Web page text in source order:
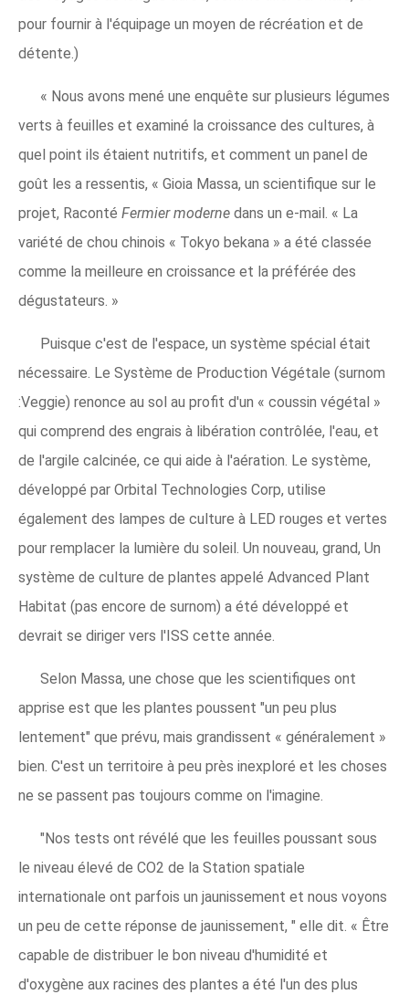
pour fournir à l'équipage un moyen de récréation et de
détente.)
« Nous avons mené une enquête sur plusieurs légumes
verts à feuilles et examiné la croissance des cultures, à
quel point ils étaient nutritifs, et comment un panel de
goût les a ressentis, « Gioia Massa, un scientifique sur le
projet, Raconté Fermier moderne dans un e-mail. « La
variété de chou chinois « Tokyo bekana » a été classée
comme la meilleure en croissance et la préférée des
dégustateurs. »
Puisque c'est de l'espace, un système spécial était
nécessaire. Le Système de Production Végétale (surnom
:Veggie) renonce au sol au profit d'un « coussin végétal »
qui comprend des engrais à libération contrôlée, l'eau, et
de l'argile calcinée, ce qui aide à l'aération. Le système,
développé par Orbital Technologies Corp, utilise
également des lampes de culture à LED rouges et vertes
pour remplacer la lumière du soleil. Un nouveau, grand, Un
système de culture de plantes appelé Advanced Plant
Habitat (pas encore de surnom) a été développé et
devrait se diriger vers l'ISS cette année.
Selon Massa, une chose que les scientifiques ont
apprise est que les plantes poussent "un peu plus
lentement" que prévu, mais grandissent « généralement »
bien. C'est un territoire à peu près inexploré et les choses
ne se passent pas toujours comme on l'imagine.
"Nos tests ont révélé que les feuilles poussant sous
le niveau élevé de CO2 de la Station spatiale
internationale ont parfois un jaunissement et nous voyons
un peu de cette réponse de jaunissement, " elle dit. « Être
capable de distribuer le bon niveau d'humidité et
d'oxygène aux racines des plantes a été l'un des plus